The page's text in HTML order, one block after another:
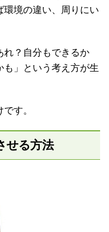
環境の違い、周りにい
れ？自分もできるか
も」という考え方が生
す。
せる方法